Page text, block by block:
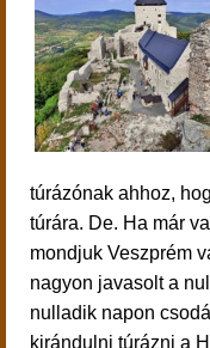
túrázónak ahhoz,
túrára. De. Ha már
mondjuk Veszprém
nagyon javasolt a
nulladik napon
kirándulni túrázni a